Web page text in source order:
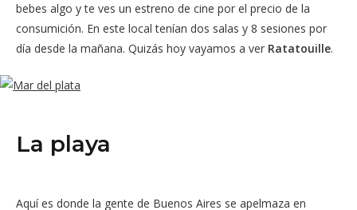
bebes algo y te ves un estreno de cine por el precio de la
consumición. En este local tenían dos salas y 8 sesiones por
día desde la mañana. Quizás hoy vayamos a ver Ratatouille.
La playa
Aquí es donde la gente de Buenos Aires se apelmaza en